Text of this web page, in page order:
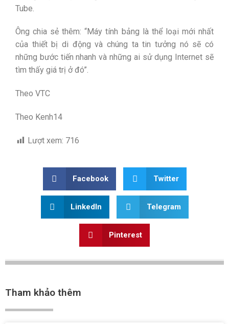
Tube.
Ông chia sẻ thêm: “Máy tính bảng là thể loại mới nhất
của thiết bị di động và chúng ta tin tưởng nó sẽ có
những bước tiến nhanh và những ai sử dụng Internet sẽ
tìm thấy giá trị ở đó”.
Theo VTC
Theo Kenh14
Lượt xem: 716
Facebook Twitter
LinkedIn Telegram
Pinterest
Tham khảo thêm